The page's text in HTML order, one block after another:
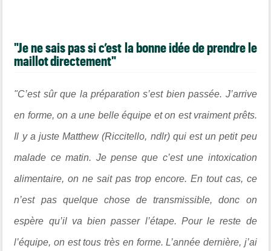
"Je ne sais pas si c’est la bonne idée de prendre le
maillot directement"
"C’est sûr que la préparation s’est bien passée. J’arrive
en forme, on a une belle équipe et on est vraiment prêts.
Il y a juste Matthew (Riccitello, ndlr) qui est un petit peu
malade ce matin. Je pense que c’est une intoxication
alimentaire, on ne sait pas trop encore. En tout cas, ce
n’est pas quelque chose de transmissible, donc on
espère qu’il va bien passer l’étape. Pour le reste de
l’équipe, on est tous très en forme. L’année dernière, j’ai